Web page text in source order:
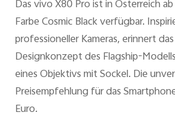
Das vivo X80 Pro ist in Österreich
Farbe Cosmic Black verfügbar.
professioneller Kameras, erinnert
Designkonzept des Flagship-
eines Objektivs mit Sockel. Die
Preisempfehlung für das
Euro.